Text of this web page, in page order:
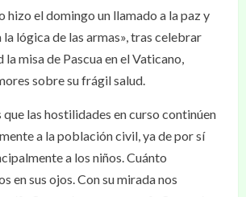
hizo el domingo un llamado a la paz y
la lógica de las armas», tras celebrar
misa de Pascua en el Vaticano,
sobre su frágil salud.
las hostilidades en curso continúen
a la población civil, ya de por sí
a los niños. Cuánto
en sus ojos. Con su mirada nos